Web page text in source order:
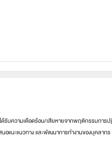
รับความเดือดร้อน/เสียหายจากพฤติกรรมการ
อแนะแนวทาง และพัฒนาการทำงานของบุคลา